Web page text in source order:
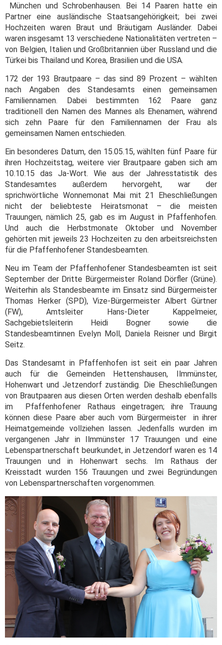
München und Schrobenhausen. Bei 14 Paaren hatte ein
Partner eine ausländische Staatsangehörigkeit; bei zwei
Hochzeiten waren Braut und Bräutigam Ausländer. Dabei
waren insgesamt 13 verschiedene Nationalitäten vertreten –
von Belgien, Italien und Großbritannien über Russland und die
Türkei bis Thailand und Korea, Brasilien und die USA.
172 der 193 Brautpaare – das sind 89 Prozent – wählten
nach Angaben des Standesamts einen gemeinsamen
Familiennamen. Dabei bestimmten 162 Paare ganz
traditionell den Namen des Mannes als Ehenamen, während
sich zehn Paare für den Familiennamen der Frau als
gemeinsamen Namen entschieden.
Ein besonderes Datum, den 15.05.15, wählten fünf Paare für
ihren Hochzeitstag, weitere vier Brautpaare gaben sich am
10.10.15 das Ja-Wort. Wie aus der Jahresstatistik des
Standesamtes außerdem hervorgeht, war der
sprichwörtliche Wonnemonat Mai mit 21 Eheschließungen
nicht der beliebteste Heiratsmonat – die meisten
Trauungen, nämlich 25, gab es im August in Pfaffenhofen.
Und auch die Herbstmonate Oktober und November
gehörten mit jeweils 23 Hochzeiten zu den arbeitsreichsten
für die Pfaffenhofener Standesbeamten.
Neu im Team der Pfaffenhofener Standesbeamten ist seit
September der Dritte Bürgermeister Roland Dörfler (Grüne).
Weiterhin als Standesbeamte im Einsatz sind Bürgermeister
Thomas Herker (SPD), Vize-Bürgermeister Albert Gürtner
(FW), Amtsleiter Hans-Dieter Kappelmeier,
Sachgebietsleiterin Heidi Bogner sowie die
Standesbeamtinnen Evelyn Moll, Daniela Reisner und Birgit
Seitz.
Das Standesamt in Pfaffenhofen ist seit ein paar Jahren
auch für die Gemeinden Hettenshausen, Ilmmünster,
Hohenwart und Jetzendorf zuständig. Die Eheschließungen
von Brautpaaren aus diesen Orten werden deshalb ebenfalls
im Pfaffenhofener Rathaus eingetragen; ihre Trauung
können diese Paare aber auch vom Bürgermeister in ihrer
Heimatgemeinde vollziehen lassen. Jedenfalls wurden im
vergangenen Jahr in Ilmmünster 17 Trauungen und eine
Lebenspartnerschaft beurkundet, in Jetzendorf waren es 14
Trauungen und in Hohenwart sechs. Im Rathaus der
Kreisstadt wurden 156 Trauungen und zwei Begründungen
von Lebenspartnerschaften vorgenommen.